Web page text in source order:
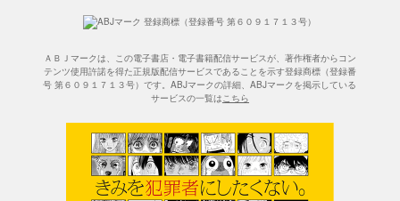
ＡＢＪマークは、この電子書店・電子書籍配信サービスが、著作権者からコン
テンツ使用許諾を得た正規版配信サービスであることを示す登録商標（登録番
号 第６０９１７１３号）です。ABJマークの詳細、ABJマークを掲示している
サービスの一覧はこちら